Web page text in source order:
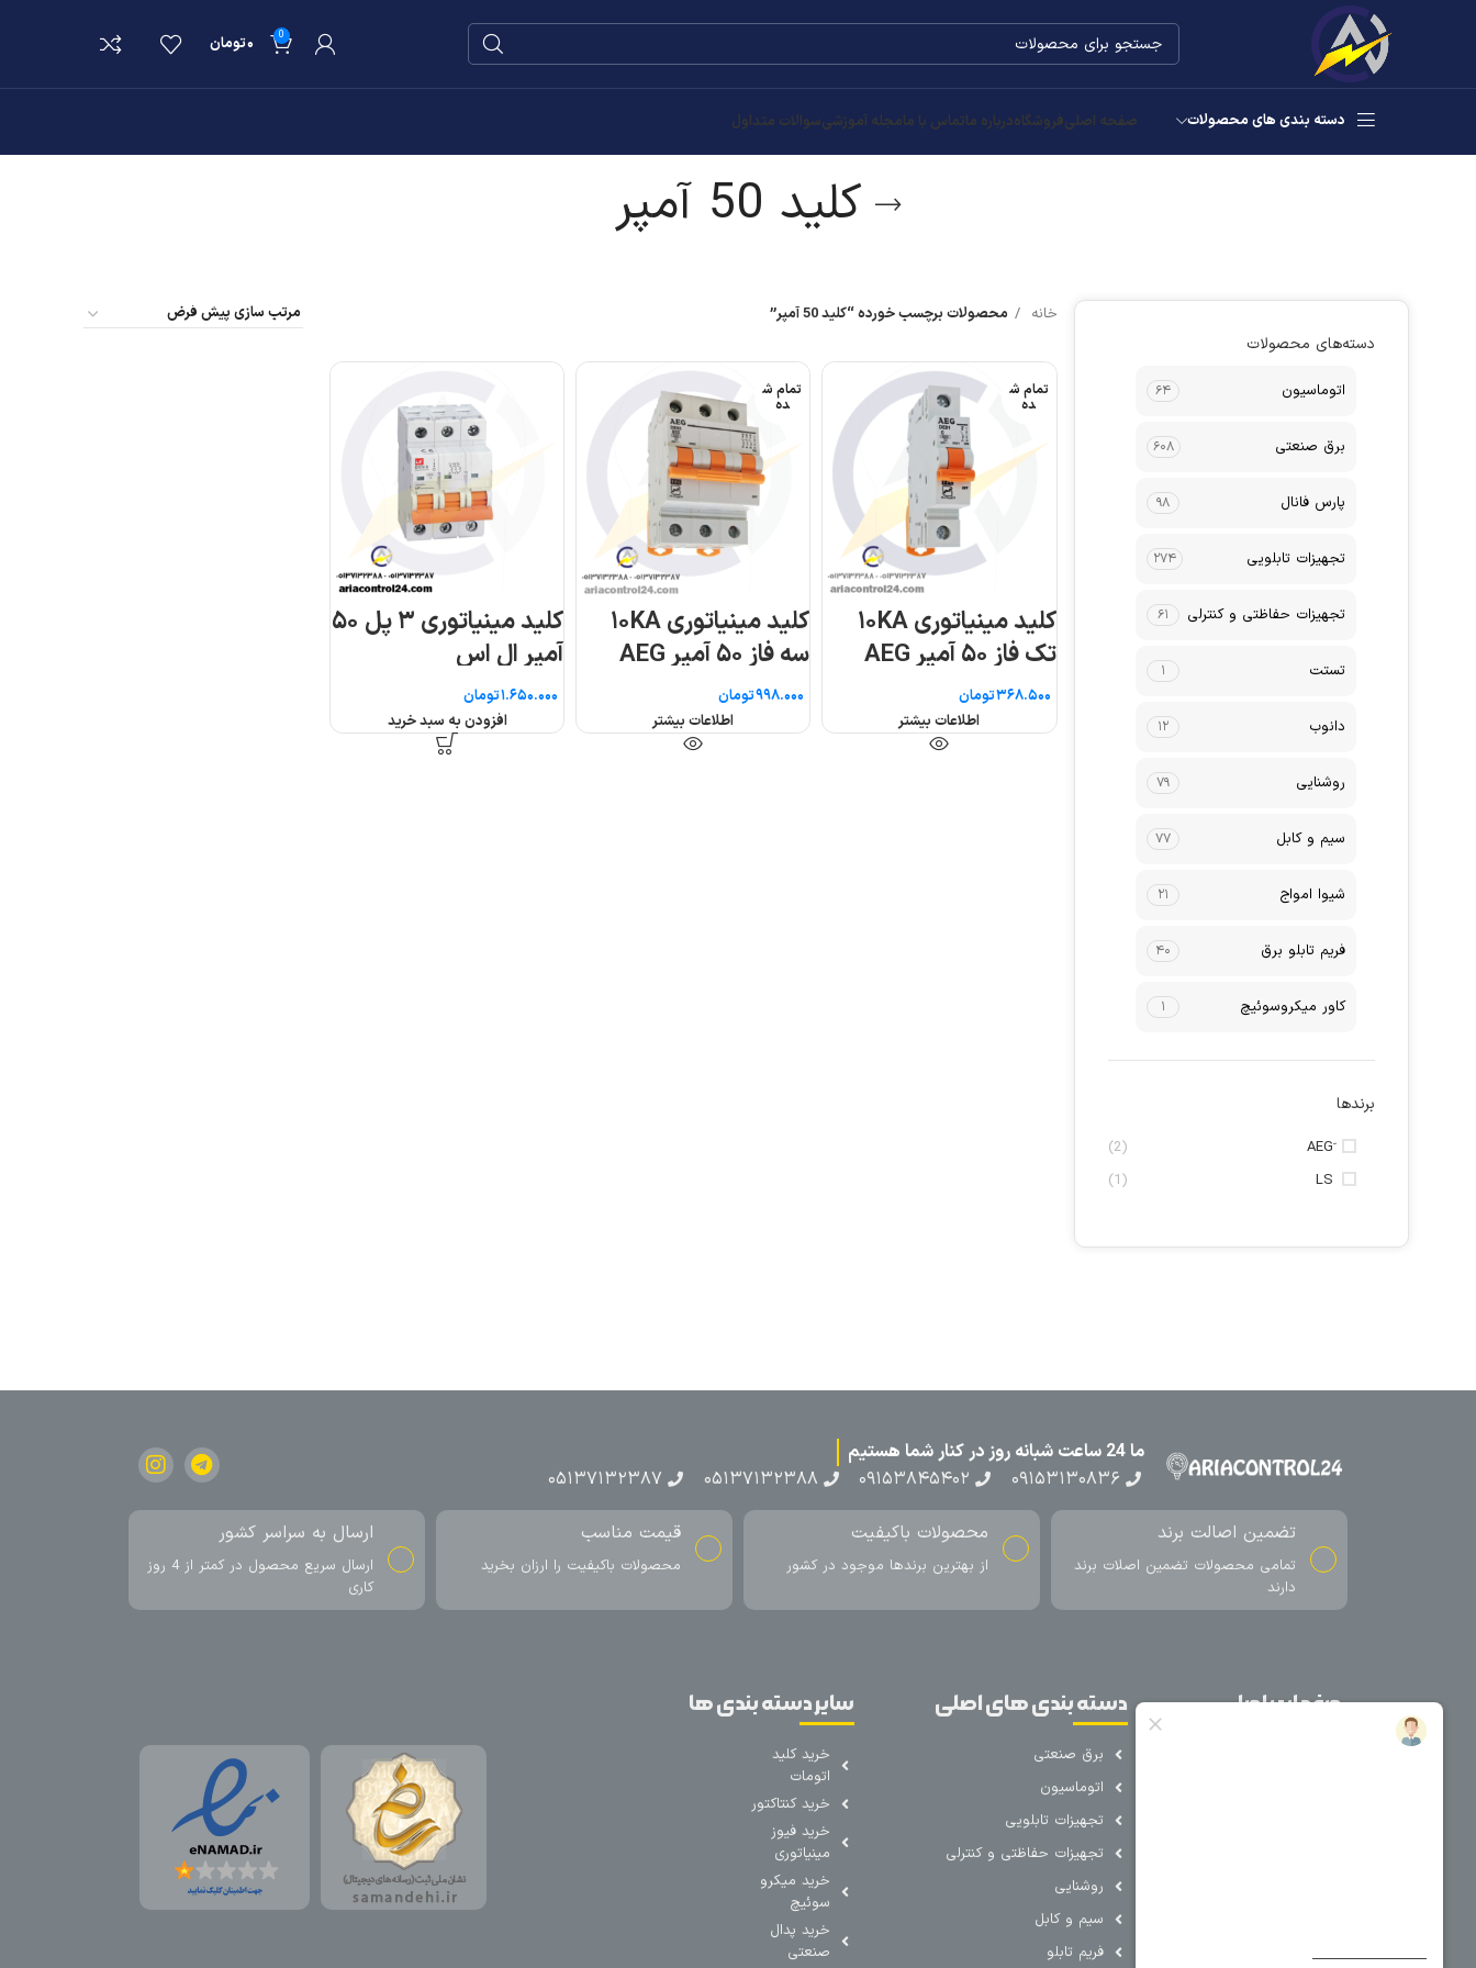
0 ۰تومان
دسته بندی های محصولات صفحه اصلیفروشگاهدرباره ماتماس با مامجله آموزشیسوالات متداول
کلید 50 آمپر
دسته‌های محصولات
اتوماسیون ۶۴
برق صنعتی ۶۰۸
پارس فانال ۹۸
تجهیزات تابلویی ۲۷۴
تجهیزات حفاظتی و کنترلی ۶۱
تستت ۱
دانوب ۱۲
روشنایی ۷۹
سیم و کابل ۷۷
شیوا امواج ۲۱
فریم تابلو برق ۴۰
کاور میکروسوئیچ ۱
برندها
(2)
LS
(1)
خانه محصولات برچسب خورده “کلید 50 آمپر”
تمام ش
ده
کلید مینیاتوری ۱۰KA
تک فاز ۵۰ آمپر AEG
تومان
اطلاعات بیشتر
تمام ش
ده
کلید مینیاتوری ۱۰KA
سه فاز ۵۰ آمپر AEG
تومان
اطلاعات بیشتر
کلید مینیاتوری ۳ پل ۵۰
آمپر ال اس
تومان
افزودن به سبد خرید
ما 24 ساعت شبانه روز در کنار شما هستیم
۰۹۱۵۳۱۳۰۸۳۶
۰۹۱۵۳۸۴۵۴۰۲ ۰۵۱۳۷۱۳۲۳۸۸ ۰۵۱۳۷۱۳۲۳۸۷
تضمین اصالت برند
تمامی محصولات تضمین اصلات برند
دارند
محصولات باکیفیت
از بهترین برندها موجود در کشور
قیمت مناسب
محصولات باکیفیت را ارزان بخرید
ارسال به سراسر کشور
ارسال سریع محصول در کمتر از 4 روز
کاری
صفحات اصلی دسته بندی های اصلی
برق صنعتی
اتوماسیون
تجهیزات تابلویی
تجهیزات حفاظتی و کنترلی
روشنایی
سیم و کابل
فریم تابلو
سایر دسته بندی ها
خرید کلید
اتومات
خرید کنتاکتور
خرید فیوز
مینیاتوری
خرید میکرو
سوئیچ
خرید پدال
صنعتی